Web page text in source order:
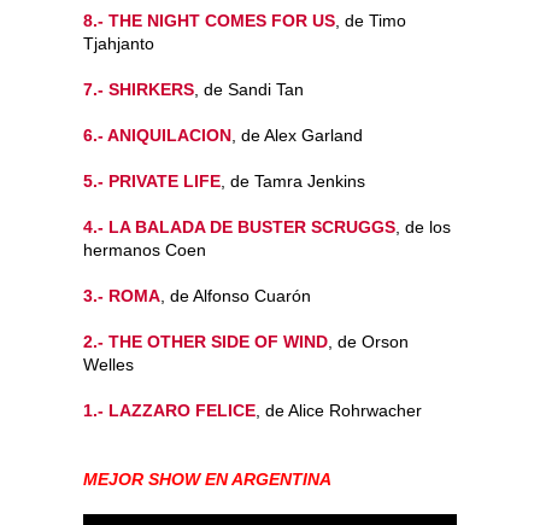
8.- THE NIGHT COMES FOR US , de Timo
Tjahjanto
7.- SHIRKERS , de Sandi Tan
6.- ANIQUILACION , de Alex Garland
5.- PRIVATE LIFE , de Tamra Jenkins
4.- LA BALADA DE BUSTER SCRUGGS , de los
hermanos Coen
3.- ROMA , de Alfonso Cuarón
2.- THE OTHER SIDE OF WIND , de Orson
Welles
1.- LAZZARO FELICE , de Alice Rohrwacher
MEJOR SHOW EN ARGENTINA